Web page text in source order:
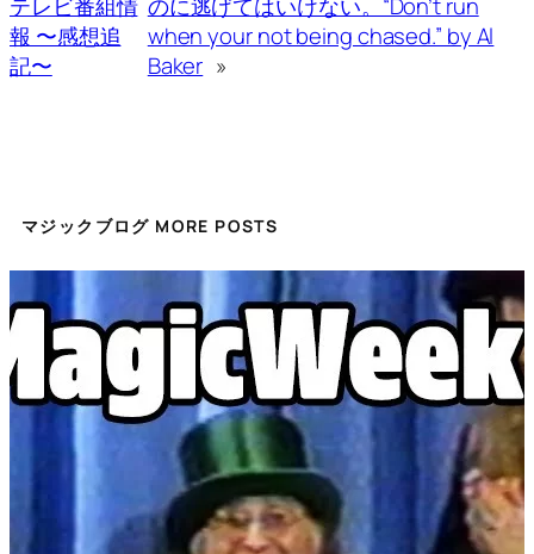
報 〜感想追
記〜
when your not being chased.” by Al
Baker »
マジックブログ MORE POSTS